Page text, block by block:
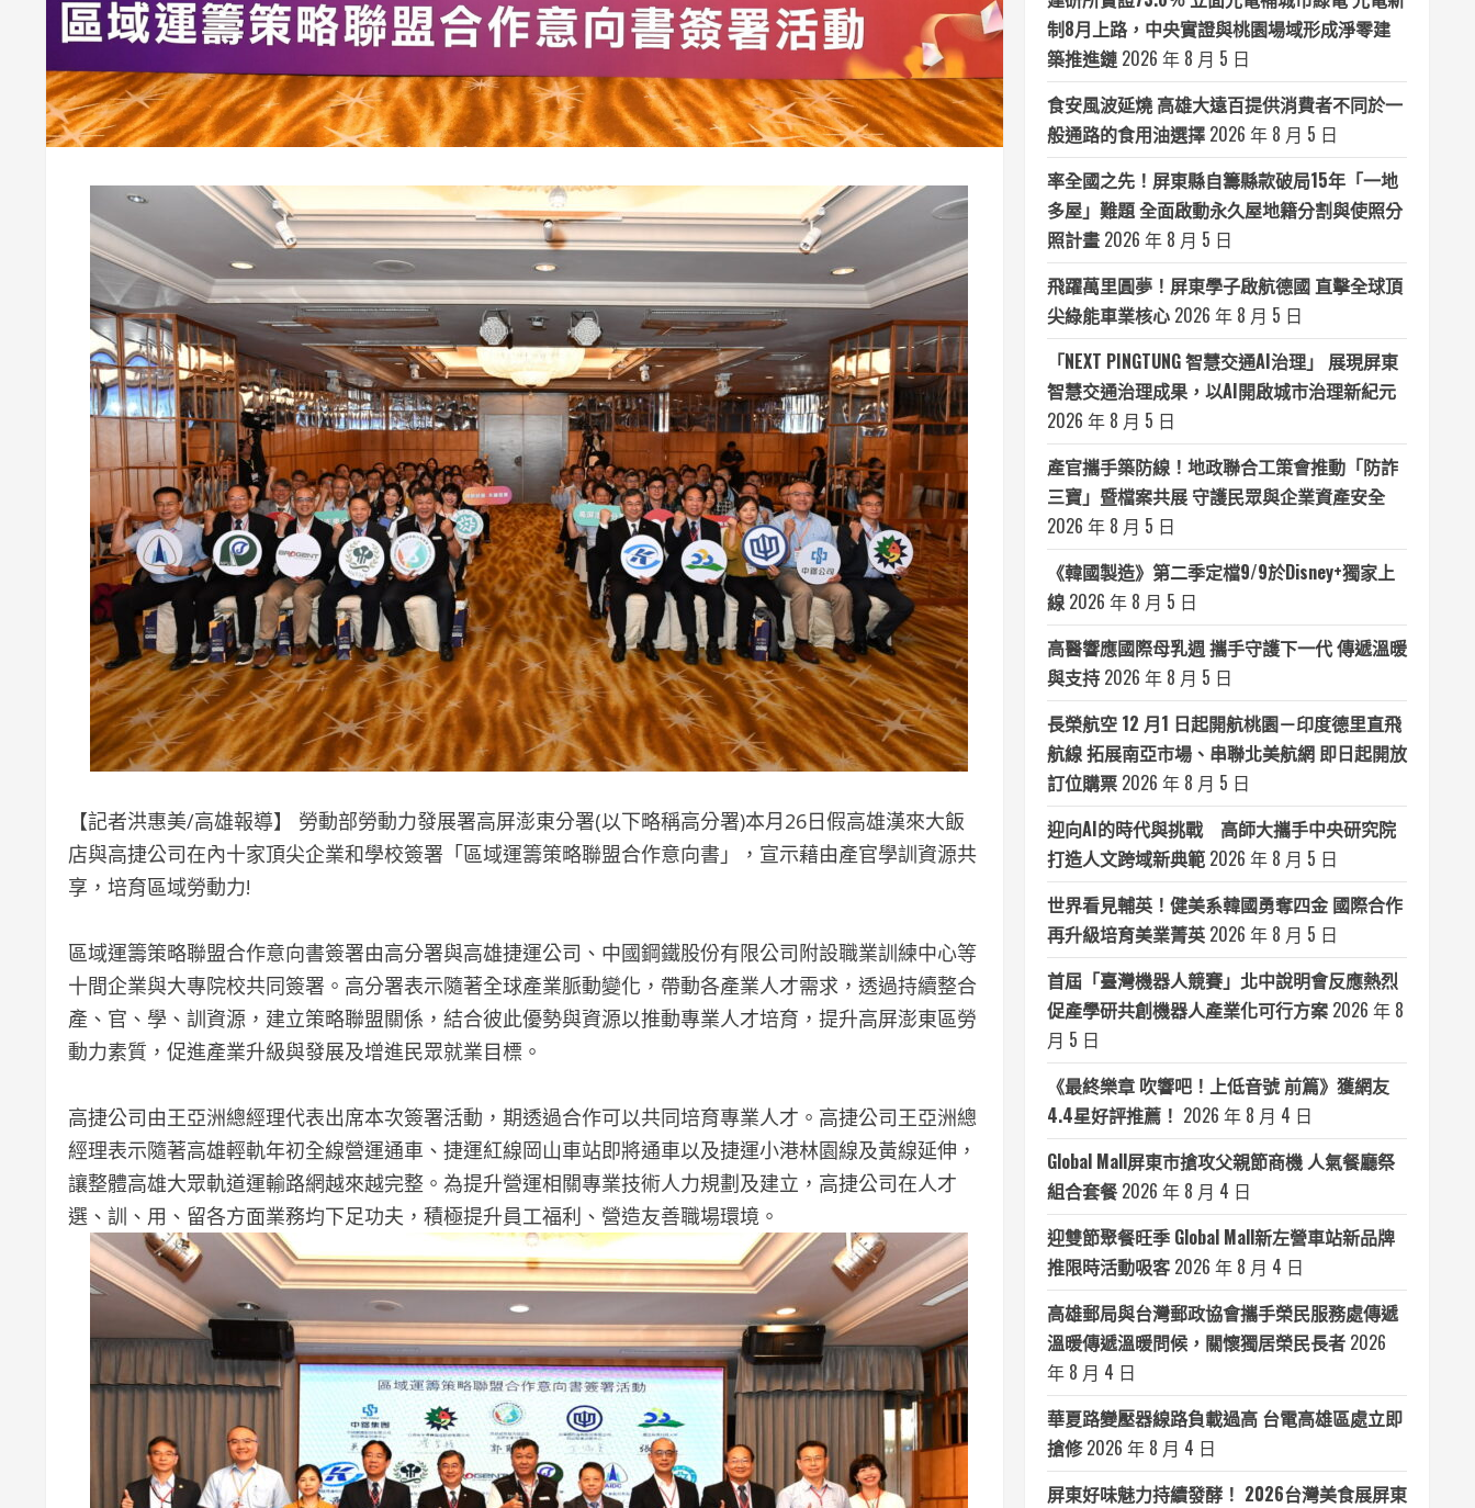
【記者洪惠美/高雄報導】 勞動部勞動力發展署高屏澎東分署(以下略稱高分署)本月26日假高雄漢來大飯
店與高捷公司在內十家頂尖企業和學校簽署「區域運籌策略聯盟合作意向書」，宣示藉由產官學訓資源共
享，培育區域勞動力!
區域運籌策略聯盟合作意向書簽署由高分署與高雄捷運公司、中國鋼鐵股份有限公司附設職業訓練中心等
十間企業與大專院校共同簽署。高分署表示隨著全球產業脈動變化，帶動各產業人才需求，透過持續整合
產、官、學、訓資源，建立策略聯盟關係，結合彼此優勢與資源以推動專業人才培育，提升高屏澎東區勞
動力素質，促進產業升級與發展及增進民眾就業目標。
高捷公司由王亞洲總經理代表出席本次簽署活動，期透過合作可以共同培育專業人才。高捷公司王亞洲總
經理表示隨著高雄輕軌年初全線營運通車、捷運紅線岡山車站即將通車以及捷運小港林園線及黃線延伸，
讓整體高雄大眾軌道運輸路網越來越完整。為提升營運相關專業技術人力規劃及建立，高捷公司在人才
選、訓、用、留各方面業務均下足功夫，積極提升員工福利、營造友善職場環境。
制8月上路，中央實證與桃園場域形成淨零建
築推進鏈 2026 年 8 月 5 日
食安風波延燒 高雄大遠百提供消費者不同於一
般通路的食用油選擇 2026 年 8 月 5 日
率全國之先！屏東縣自籌縣款破局15年「一地
多屋」難題 全面啟動永久屋地籍分割與使照分
照計畫 2026 年 8 月 5 日
飛躍萬里圓夢！屏東學子啟航德國 直擊全球頂
尖綠能車業核心 2026 年 8 月 5 日
「NEXT PINGTUNG 智慧交通AI治理」 展現屏東
智慧交通治理成果，以AI開啟城市治理新紀元
2026 年 8 月 5 日
產官攜手築防線！地政聯合工策會推動「防詐
三寶」暨檔案共展 守護民眾與企業資產安全
2026 年 8 月 5 日
《韓國製造》第二季定檔9/9於Disney+獨家上
線 2026 年 8 月 5 日
高醫響應國際母乳週 攜手守護下一代 傳遞溫暖
與支持 2026 年 8 月 5 日
長榮航空 12 月1 日起開航桃園－印度德里直飛
航線 拓展南亞市場、串聯北美航網 即日起開放
訂位購票 2026 年 8 月 5 日
迎向AI的時代與挑戰 高師大攜手中央研究院
打造人文跨域新典範 2026 年 8 月 5 日
世界看見輔英！健美系韓國勇奪四金 國際合作
再升級培育美業菁英 2026 年 8 月 5 日
首屆「臺灣機器人競賽」北中說明會反應熱烈
促產學研共創機器人產業化可行方案 2026 年 8
月 5 日
《最終樂章 吹響吧！上低音號 前篇》獲網友
4.4星好評推薦！ 2026 年 8 月 4 日
Global Mall屏東市搶攻父親節商機 人氣餐廳祭
組合套餐 2026 年 8 月 4 日
迎雙節聚餐旺季 Global Mall新左營車站新品牌
推限時活動吸客 2026 年 8 月 4 日
高雄郵局與台灣郵政協會攜手榮民服務處傳遞
溫暖傳遞溫暖問候，關懷獨居榮民長者 2026
年 8 月 4 日
華夏路變壓器線路負載過高 台電高雄區處立即
搶修 2026 年 8 月 4 日
屏東好味魅力持續發酵！ 2026台灣美食展屏東